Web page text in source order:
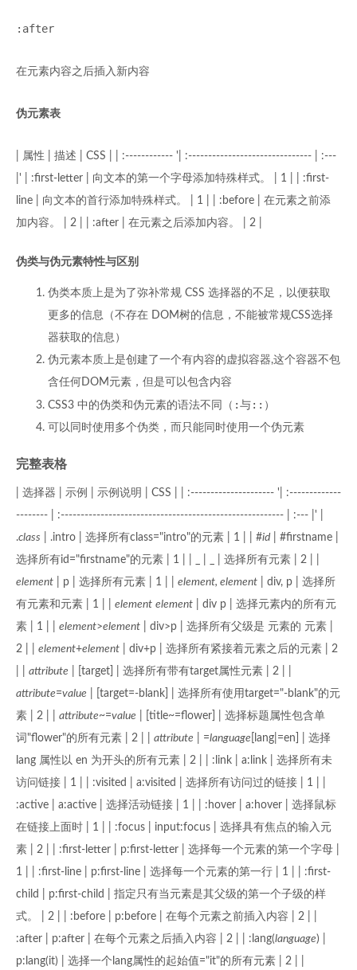
:after
在元素内容之后插入新内容
伪元素表
| 属性 | 描述 | CSS | | :------------ '| :------------------------------- | :---
|' | :first-letter | 向文本的第一个字母添加特殊样式。 | 1 | | :first-
line | 向文本的首行添加特殊样式。 | 1 | | :before | 在元素之前添
加内容。 | 2 | | :after | 在元素之后添加内容。 | 2 |
伪类与伪元素特性与区别
伪类本质上是为了弥补常规 CSS 选择器的不足，以便获取
更多的信息（不存在 DOM树的信息，不能被常规CSS选择
器获取的信息）
伪元素本质上是创建了一个有内容的虚拟容器,这个容器不包
含任何DOM元素，但是可以包含内容
CSS3 中的伪类和伪元素的语法不同（ : 与 :: ）
可以同时使用多个伪类，而只能同时使用一个伪元素
完整表格
| 选择器 | 示例 | 示例说明 | CSS | | :--------------------- '| :-------------
-------- | :-------------------------------------------------------- | :--- |' |
.class | .intro | 选择所有class="intro"的元素 | 1 | | #id | #firstname |
选择所有id="firstname"的元素 | 1 | | _ | _ | 选择所有元素 | 2 | |
element | p | 选择所有元素 | 1 | | element, element | div, p | 选择所
有元素和元素 | 1 | | element element | div p | 选择元素内的所有元
素 | 1 | | element>element | div>p | 选择所有父级是 元素的 元素 |
2 | | element+element | div+p | 选择所有紧接着元素之后的元素 | 2
attribute | [target] | 选择所有带有target属性元素 | 2 | |
attribute=value | [target=-blank] | 选择所有使用target="-blank"的元
素 | 2 | | attribute~=value | [title~=flower] | 选择标题属性包含单
词"flower"的所有元素 | 2 | | attribute | =language [lang|=en] | 选择
lang 属性以 en 为开头的所有元素 | 2 | | :link | a:link | 选择所有未
访问链接 | 1 | | :visited | a:visited | 选择所有访问过的链接 | 1 | |
:active | a:active | 选择活动链接 | 1 | | :hover | a:hover | 选择鼠标
在链接上面时 | 1 | | :focus | input:focus | 选择具有焦点的输入元
素 | 2 | | :first-letter | p:first-letter | 选择每一个元素的第一个字母 |
1 | | :first-line | p:first-line | 选择每一个元素的第一行 | 1 | | :first-
child | p:first-child | 指定只有当元素是其父级的第一个子级的样
式。 | 2 | | :before | p:before | 在每个元素之前插入内容 | 2 | |
:after | p:after | 在每个元素之后插入内容 | 2 | | :lang(language) |
p:lang(it) | 选择一个lang属性的起始值="it"的所有元素 | 2 | |